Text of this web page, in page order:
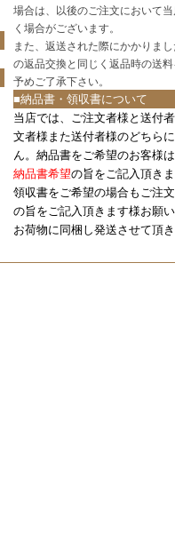
場合は、以後のご注文において
く場合がございます。
また、返送された際にかかりま
の返品交換と同じく返品時の送
予めご了承下さい。
■納品書・領収書について
当店では、ご注文者様と送付
文者様また送付者様のどちら
ん。納品書をご希望のお客様
納品書希望の旨をご記入頂き
領収書をご希望の場合もご注
の旨をご記入頂きます様お願い
お荷物に同梱し発送させて頂き